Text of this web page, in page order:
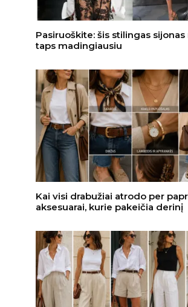
Pasiruoškite: šis stilingas
taps madingiausiu
Kai visi drabužiai atrodo per
aksesuarai, kurie pakeičia derinį